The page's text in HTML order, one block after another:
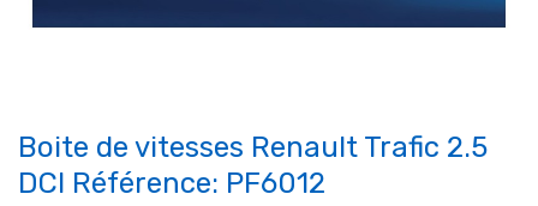
Boite de vitesses Renault Trafic 2.5
DCI Référence: PF6012